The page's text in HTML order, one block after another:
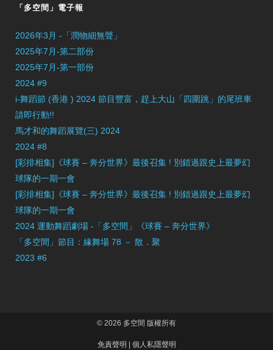
「多空間」電子報
2026年3月 -「潤物細無聲」
2025年7月-第二部份
2025年7月-第一部份
2024 #9
i-舞蹈節 (香港 ) 2024 節目豐富，趕上大山「四圍跳」的尾班車
請即行動!!
馬才和的舞蹈展覽(三) 2024
2024 #8
[彩排相集]《球賽 – 奔分世界》最後召集 ! 別錯過跟史上最夢幻
球隊的一期一會
[彩排相集]《球賽 – 奔分世界》最後召集 ! 別錯過跟史上最夢幻
球隊的一期一會
2024 運動舞蹈劇場 -「多空間」《球賽 – 奔分世界》
「多空間」節目：緣舞場 78 － 散．聚
2023 #6
© 2026 多空間 版權所有
免責聲明 個人私隱聲明